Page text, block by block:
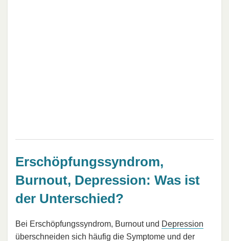
Erschöpfungssyndrom,
Burnout, Depression: Was ist
der Unterschied?
Bei Erschöpfungssyndrom, Burnout und Depression
überschneiden sich häufig die Symptome und der